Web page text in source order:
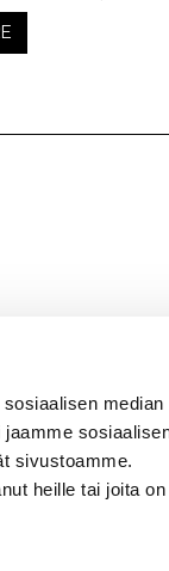
median
sivustoamme.
heille tai joita